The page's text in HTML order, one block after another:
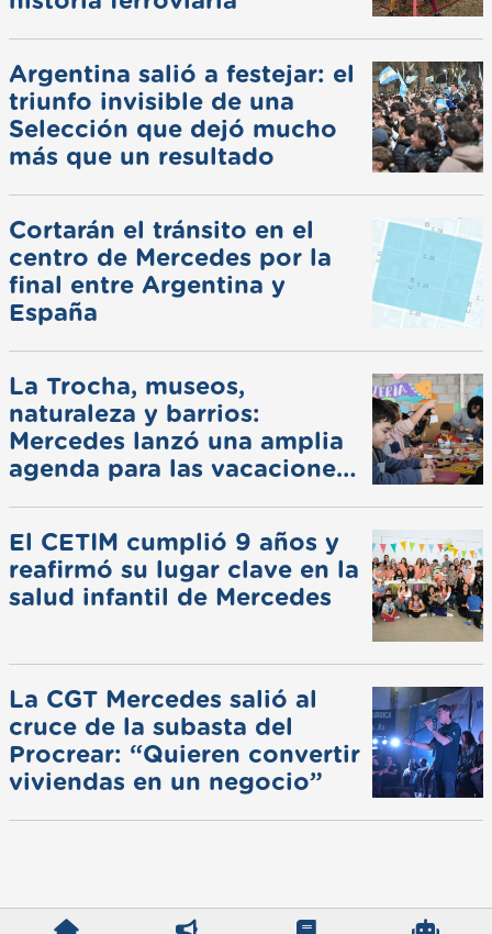
Argentina salió a festejar: el
triunfo invisible de una
Selección que dejó mucho
más que un resultado
Cortarán el tránsito en el
centro de Mercedes por la
final entre Argentina y
España
La Trocha, museos,
naturaleza y barrios:
Mercedes lanzó una amplia
agenda para las vacaciones
El CETIM cumplió 9 años y
reafirmó su lugar clave en la
salud infantil de Mercedes
La CGT Mercedes salió al
cruce de la subasta del
Procrear: “Quieren convertir
viviendas en un negocio”